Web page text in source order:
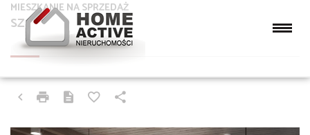
SZCZYRK
MIESZKANIE NA SPRZEDAŻ